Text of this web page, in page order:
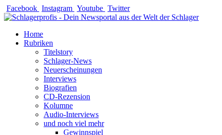
Zum
Inhalt
Facebook Instagram Youtube Twitter
Home
Rubriken
Titelstory
Schlager-News
Neuerscheinungen
Interviews
Biografien
CD-Rezension
Kolumne
Audio-Interviews
und noch viel mehr
Gewinnspiel